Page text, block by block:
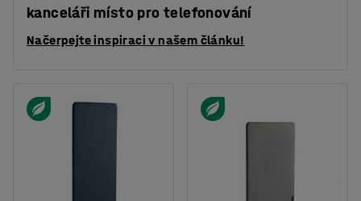
kanceláři místo pro telefonování
Načerpejte inspiraci v našem článku!